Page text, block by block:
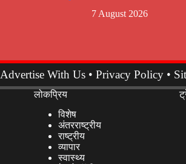
7 August 2026
Advertise With Us • Privacy Policy •
लोकप्रिय
विशेष
अंतरराष्ट्रीय
राष्ट्रीय
व्यापार
स्वास्थ्य